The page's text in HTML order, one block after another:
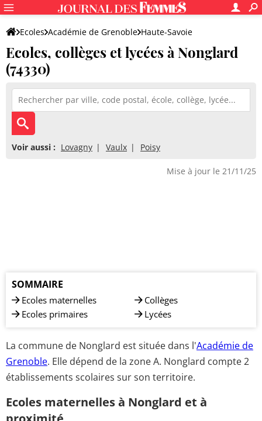
Ecoles Académie de Grenoble Haute-Savoie
Ecoles, collèges et lycées à Nonglard
(74330)
Voir aussi : Lovagny Vaulx Poisy
Mise à jour le 21/11/25
SOMMAIRE
Ecoles maternelles
Ecoles primaires
Collèges
Lycées
La commune de Nonglard est située dans l'Académie de
Grenoble. Elle dépend de la zone A. Nonglard compte 2
établissements scolaires sur son territoire.
Ecoles maternelles à Nonglard et à